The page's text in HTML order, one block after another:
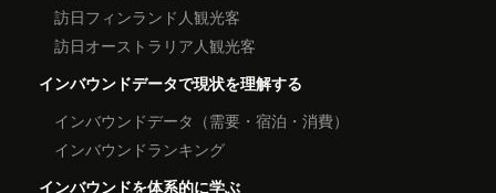
訪日フィンランド人観光客
訪日オーストラリア人観光客
インバウンドデータで現状を理解する
インバウンドデータ（需要・宿泊・消費）
インバウンドランキング
インバウンドを体系的に学ぶ